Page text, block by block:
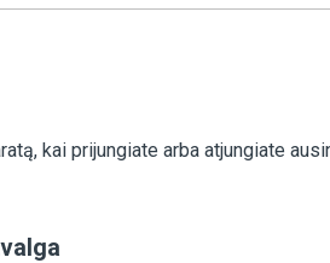
kai prijungiate arba atjungiate